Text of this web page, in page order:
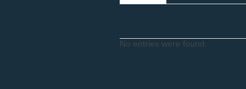
No entries were found.